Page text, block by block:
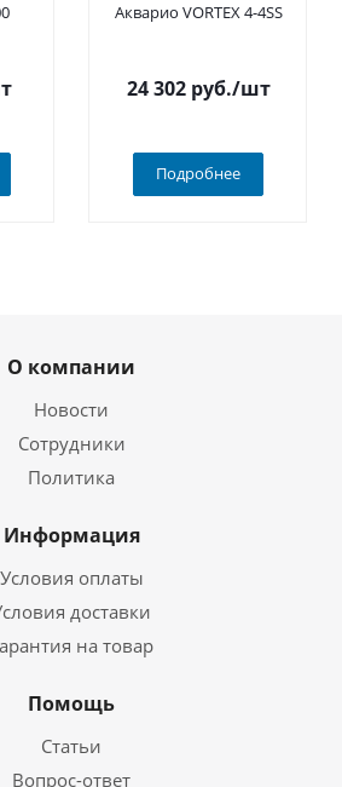
Акварио VORTEX 4-4SS
24 302руб./шт
Подробнее
О компании
Новости
Сотрудники
Политика
Информация
Условия оплаты
доставки
на товар
Помощь
Статьи
Вопрос-ответ